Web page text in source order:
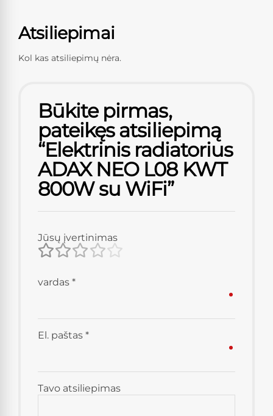
Atsiliepimai
Kol kas atsiliepimų nėra.
Būkite pirmas,
pateikęs atsiliepimą
“Elektrinis radiatorius
ADAX NEO L08 KWT
800W su WiFi”
Jūsų įvertinimas
Tavo atsiliepimas
vardas *
El. paštas *